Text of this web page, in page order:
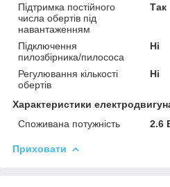
Підтримка постійного
числа обертів під
навантаженням
Так
Підключення
пилозбірника/пилососа
Ні
Регулювання кількості
обертів
Ні
Характеристики
Споживана потужність
2.6
Приховати